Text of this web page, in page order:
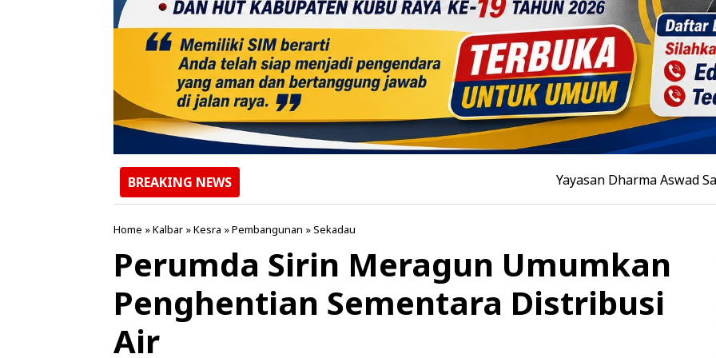
BREAKING NEWS Yayasan Dharma Aswad Salam
Home »Kalbar »Kesra »Pembangunan »Sekadau
Perumda Sirin Meragun Umumkan
Penghentian Sementara Distribusi
Air